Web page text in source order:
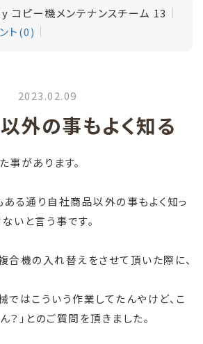
コピー機メンテナンスチーム 13
ト(0)
2023.02.09
外の事もよく知る
事があります。
ある通り自社商品以外の事もよく知っ
いと言う事です。
合機の入れ替えをさせて頂いた際に、
ではこういう作業してたんやけど、こ
」とのご質問を頂きました。